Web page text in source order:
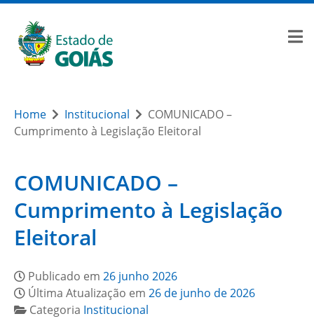
Home Institucional
COMUNICADO –
Cumprimento à Legislação Eleitoral
COMUNICADO –
Cumprimento à Legislação
Eleitoral
Publicado em 26 junho 2026
Última Atualização em 26 de junho de 2026
Categoria Institucional